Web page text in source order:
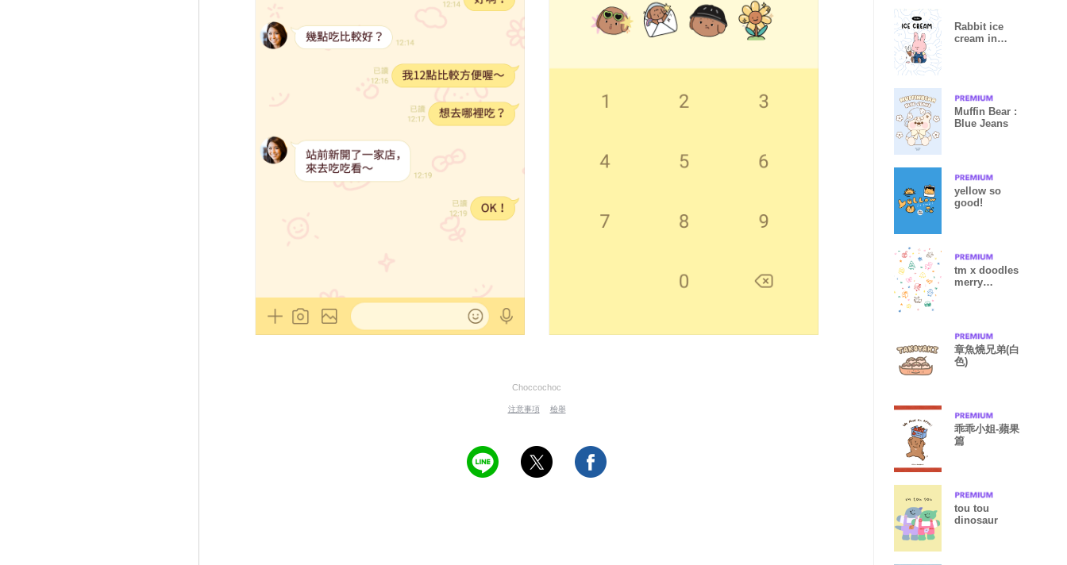
Choccochoc
注意事項 檢舉
Rabbit ice
cream in
Muffin Bear :
Blue Jeans
yellow so
good!
tm x doodles
merry
章魚燒兄弟(白
色)
乖乖小姐-蘋果
篇
tou tou
dinosaur